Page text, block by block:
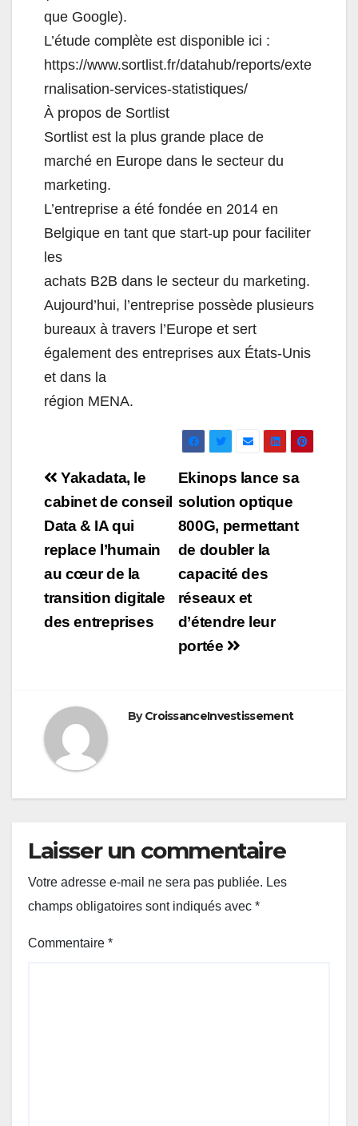
que Google).
L’étude complète est disponible ici :
https://www.sortlist.fr/datahub/reports/exte
rnalisation-services-statistiques/
À propos de Sortlist
Sortlist est la plus grande place de
marché en Europe dans le secteur du
marketing.
L’entreprise a été fondée en 2014 en
Belgique en tant que start-up pour faciliter
les
achats B2B dans le secteur du marketing.
Aujourd’hui, l’entreprise possède plusieurs
bureaux à travers l’Europe et sert
également des entreprises aux États-Unis
et dans la
région MENA.
Navigation
de
l’article
Ekinops lance sa
solution optique
800G, permettant
de doubler la
capacité des
réseaux et
d’étendre leur
portée
Yakadata, le
cabinet de conseil
Data & IA qui
replace l’humain
au cœur de la
transition digitale
des entreprises
ByCroissanceInvestissement
Laisser un commentaire
Votre adresse e-mail ne sera pas publiée. Les
champs obligatoires sont indiqués avec *
Commentaire *